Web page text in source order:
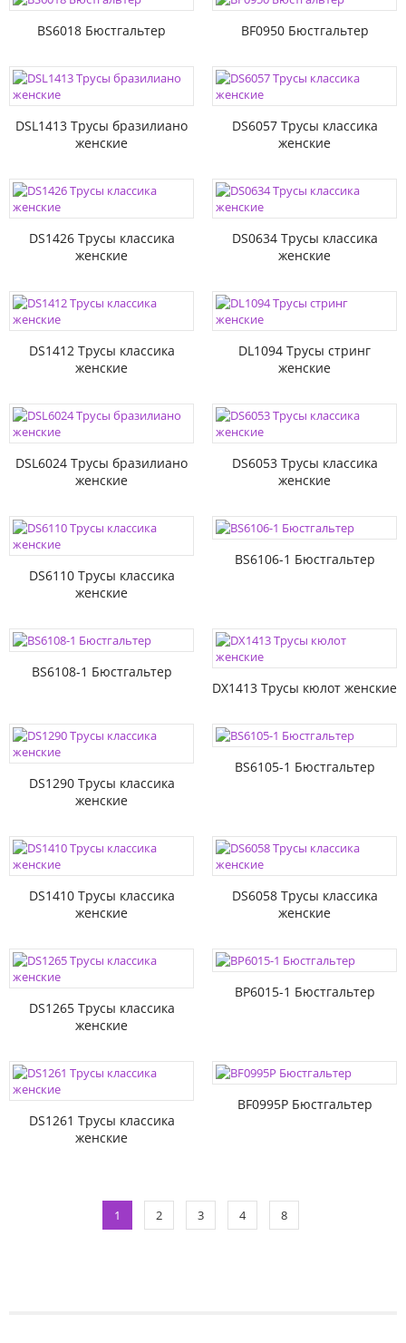
BS6018 Бюстгальтер BF0950 Бюстгальтер
DSL1413 Трусы бразилиано
женские
DS6057 Трусы классика
женские
DS1426 Трусы классика
женские
DS0634 Трусы классика
женские
DS1412 Трусы классика
женские
DL1094 Трусы стринг
женские
DSL6024 Трусы бразилиано
женские
DS6053 Трусы классика
женские
DS6110 Трусы классика
женские
BS6106-1 Бюстгальтер
BS6108-1 Бюстгальтер
DX1413 Трусы кюлот женские
DS1290 Трусы классика
женские
BS6105-1 Бюстгальтер
DS1410 Трусы классика
женские
DS6058 Трусы классика
женские
DS1265 Трусы классика
женские
BP6015-1 Бюстгальтер
DS1261 Трусы классика
женские
BF0995P Бюстгальтер
1 2 3 4 8